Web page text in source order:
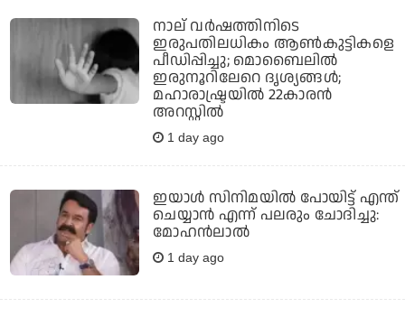
നാല് വര്‍ഷത്തിനിടെ
ഇരുപതിലധികം ആണ്‍കുട്ടികളെ
പീഡിപ്പിച്ചു; മൊബൈലില്‍
ഇരുനൂറിലേറെ ദൃശ്യങ്ങള്‍;
മഹാരാഷ്ട്രയില്‍ 22കാരന്‍
അറസ്റ്റില്‍
1 day ago
ഇയാൾ സിനിമയിൽ പോയിട്ട് എന്ത്
ചെയ്യാൻ എന്ന് പലരും ചോദിച്ചു:
മോഹൻലാൽ
1 day ago